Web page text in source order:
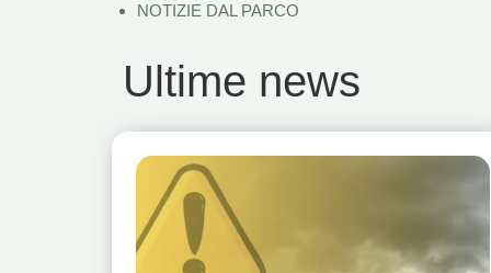
NOTIZIE DAL PARCO
Ultime news